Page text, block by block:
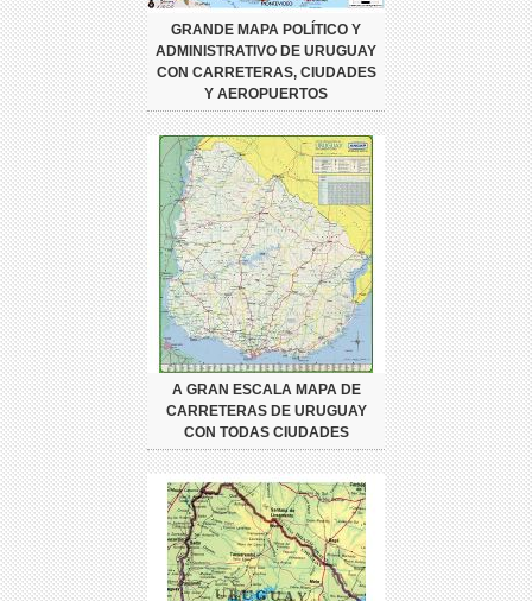
GRANDE MAPA POLÍTICO Y
ADMINISTRATIVO DE URUGUAY
CON CARRETERAS, CIUDADES
Y AEROPUERTOS
A GRAN ESCALA MAPA DE
CARRETERAS DE URUGUAY
CON TODAS CIUDADES